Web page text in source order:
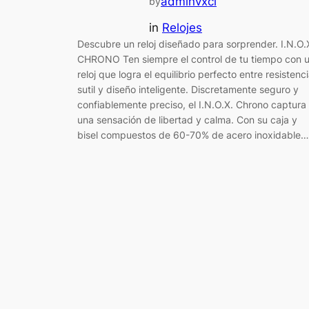
in Relojes
Descubre un reloj diseñado para sorprender.
CHRONO Ten siempre el control de tu tiempo con
reloj que logra el equilibrio perfecto entre
sutil y diseño inteligente. Discretamente seguro y
confiablemente preciso, el I.N.O.X. Chrono captura
una sensación de libertad y calma. Con su caja y
bisel compuestos de 60-70% de acero inoxidable…